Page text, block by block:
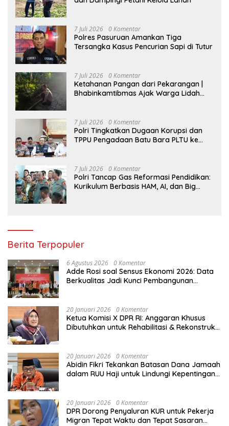
7 Juli 2026 0 Komentar
Polres Pasuruan Amankan Tiga
Tersangka Kasus Pencurian Sapi di Tutur
7 Juli 2026 0 Komentar
Ketahanan Pangan dari Pekarangan |
Bhabinkamtibmas Ajak Warga Lidah
7 Juli 2026 0 Komentar
Polri Tingkatkan Dugaan Korupsi dan
TPPU Pengadaan Batu Bara PLTU ke
7 Juli 2026 0 Komentar
Polri Tancap Gas Reformasi Pendidikan:
Kurikulum Berbasis HAM, AI, dan Big
Berita Terpopuler
6 Agustus 2026 0 Komentar
Adde Rosi soal Sensus Ekonomi 2026: Data
Berkualitas Jadi Kunci Pembangunan
20 Januari 2026 0 Komentar
Ketua Komisi X DPR RI: Anggaran Khusus
Dibutuhkan untuk Rehabilitasi & Rekonstruksi
20 Januari 2026 0 Komentar
Abidin Fikri Tekankan Batasan Dana Jamaah
dalam RUU Haji untuk Lindungi Kepentingan
20 Januari 2026 0 Komentar
DPR Dorong Penyaluran KUR untuk Pekerja
Migran Tepat Waktu dan Tepat Sasaran